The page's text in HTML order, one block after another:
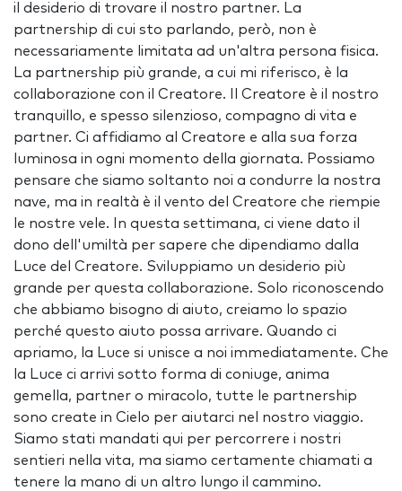
il desiderio di trovare il nostro partner. La
partnership di cui sto parlando, però, non è
necessariamente limitata ad un'altra persona fisica.
La partnership più grande, a cui mi riferisco, è la
collaborazione con il Creatore. Il Creatore è il nostro
tranquillo, e spesso silenzioso, compagno di vita e
partner. Ci affidiamo al Creatore e alla sua forza
luminosa in ogni momento della giornata. Possiamo
pensare che siamo soltanto noi a condurre la nostra
nave, ma in realtà è il vento del Creatore che riempie
le nostre vele. In questa settimana, ci viene dato il
dono dell'umiltà per sapere che dipendiamo dalla
Luce del Creatore. Sviluppiamo un desiderio più
grande per questa collaborazione. Solo riconoscendo
che abbiamo bisogno di aiuto, creiamo lo spazio
perché questo aiuto possa arrivare. Quando ci
apriamo, la Luce si unisce a noi immediatamente. Che
la Luce ci arrivi sotto forma di coniuge, anima
gemella, partner o miracolo, tutte le partnership
sono create in Cielo per aiutarci nel nostro viaggio.
Siamo stati mandati qui per percorrere i nostri
sentieri nella vita, ma siamo certamente chiamati a
tenere la mano di un altro lungo il cammino.